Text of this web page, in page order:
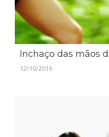
Inchaço das mãos
12/10/2016